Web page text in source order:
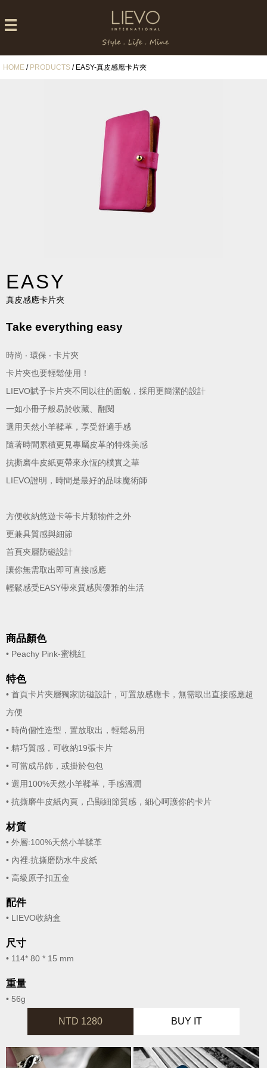
HOME / PRODUCTS / EASY-真皮感應卡片夾
EASY
真皮感應卡片夾
Take everything easy
時尚 ‧ 環保 ‧ 卡片夾
卡片夾也要輕鬆使用！
LIEVO賦予卡片夾不同以往的面貌，採用更簡潔的設計
一如小冊子般易於收藏、翻閱
選用天然小羊鞣革，享受舒適手感
隨著時間累積更見專屬皮革的特殊美感
抗撕磨牛皮紙更帶來永恆的樸實之華
LIEVO證明，時間是最好的品味魔術師
方便收納悠遊卡等卡片類物件之外
更兼具質感與細節
首頁夾層防磁設計
讓你無需取出即可直接感應
輕鬆感受EASY帶來質感與優雅的生活
商品顏色
• Peachy Pink-蜜桃紅
特色
• 首頁卡片夾層獨家防磁設計，可置放感應卡，無需取出直接感應超
方便
• 時尚個性造型，置放取出，輕鬆易用
• 精巧質感，可收納19張卡片
• 可當成吊飾，或掛於包包
• 選用100%天然小羊鞣革，手感溫潤
• 抗撕磨牛皮紙內頁，凸顯細節質感，細心呵護你的卡片
材質
• 外層:100%天然小羊鞣革
• 內裡:抗撕磨防水牛皮紙
• 高級原子扣五金
配件
• LIEVO收納盒
尺寸
• 114* 80 * 15 mm
重量
• 56g
NTD 1280 BUY IT